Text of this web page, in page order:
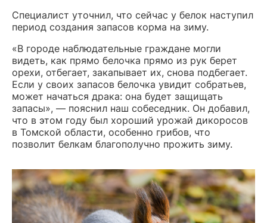
Специалист уточнил, что сейчас у белок наступил
период создания запасов корма на зиму.
«В городе наблюдательные граждане могли
видеть, как прямо белочка прямо из рук берет
орехи, отбегает, закапывает их, снова подбегает.
Если у своих запасов белочка увидит собратьев,
может начаться драка: она будет защищать
запасы», — пояснил наш собеседник. Он добавил,
что в этом году был хороший урожай дикоросов
в Томской области, особенно грибов, что
позволит белкам благополучно прожить зиму.